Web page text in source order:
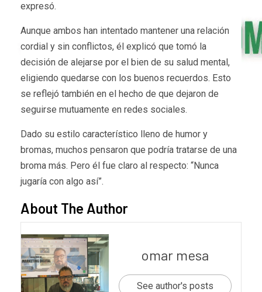
expresó.
Aunque ambos han intentado mantener una relación
cordial y sin conflictos, él explicó que tomó la
decisión de alejarse por el bien de su salud mental,
eligiendo quedarse con los buenos recuerdos. Esto
se reflejó también en el hecho de que dejaron de
seguirse mutuamente en redes sociales.
Dado su estilo característico lleno de humor y
bromas, muchos pensaron que podría tratarse de una
broma más. Pero él fue claro al respecto: “Nunca
jugaría con algo así”.
About The Author
omar mesa
See author's posts